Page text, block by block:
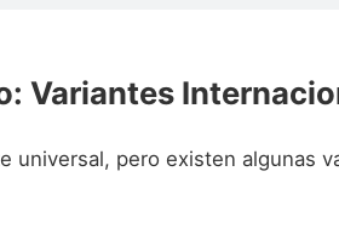
Variantes
universal, pero existen algunas